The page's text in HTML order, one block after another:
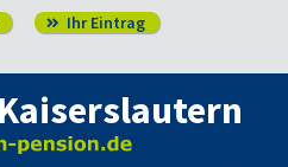
 Ihr Eintrag